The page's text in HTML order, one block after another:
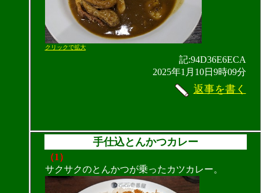
クリックで拡大
記:94D36E6ECA
2025年1月10日9時09分
返事を書く
手仕込とんかつカレー
（1）
サクサクのとんかつが乗ったカツカレー。